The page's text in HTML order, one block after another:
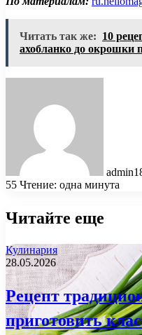
Читать так же: 10
ахобланко до окрошки
admin
55 Чтение: одна минута
Читайте еще
Кулинария
28.05.2026
Рецепт
приготовить